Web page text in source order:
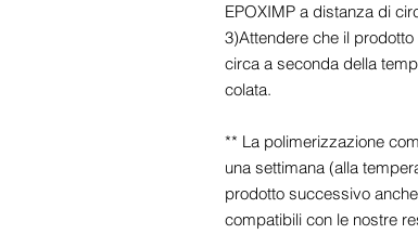
EPOXIMP a distanza di
3)Attendere che il
circa a seconda della
colata.
** La polimerizzazione
una settimana (alla
prodotto successivo
compatibili con le nostre